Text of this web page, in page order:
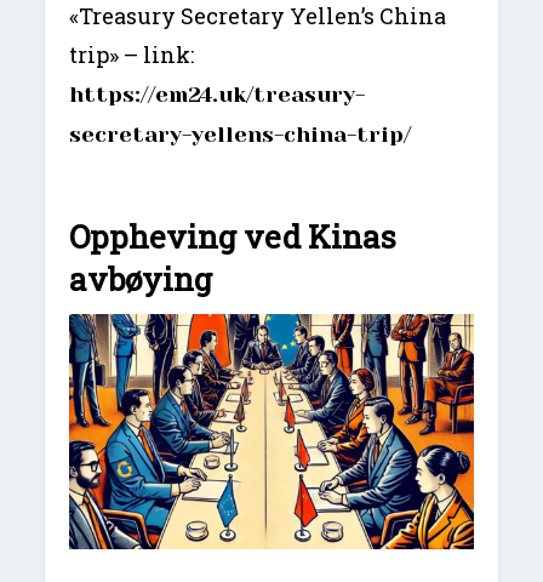
«Treasury Secretary Yellen’s China
trip» – link:
https://em24.uk/treasury-
secretary-yellens-china-trip/
Oppheving ved Kinas
avbøying